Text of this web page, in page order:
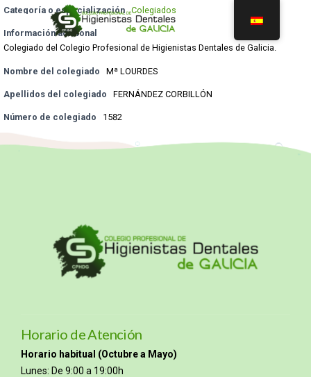
Categoría o especialización Colegiados
Información adicional
Colegiado del Colegio Profesional de Higienistas Dentales de Galicia.
Nombre del colegiado Mª LOURDES
Apellidos del colegiado FERNÁNDEZ CORBILLÓN
Número de colegiado 1582
Horario de Atención
Horario habitual (Octubre a Mayo)
Lunes: De 9:00 a 19:00h